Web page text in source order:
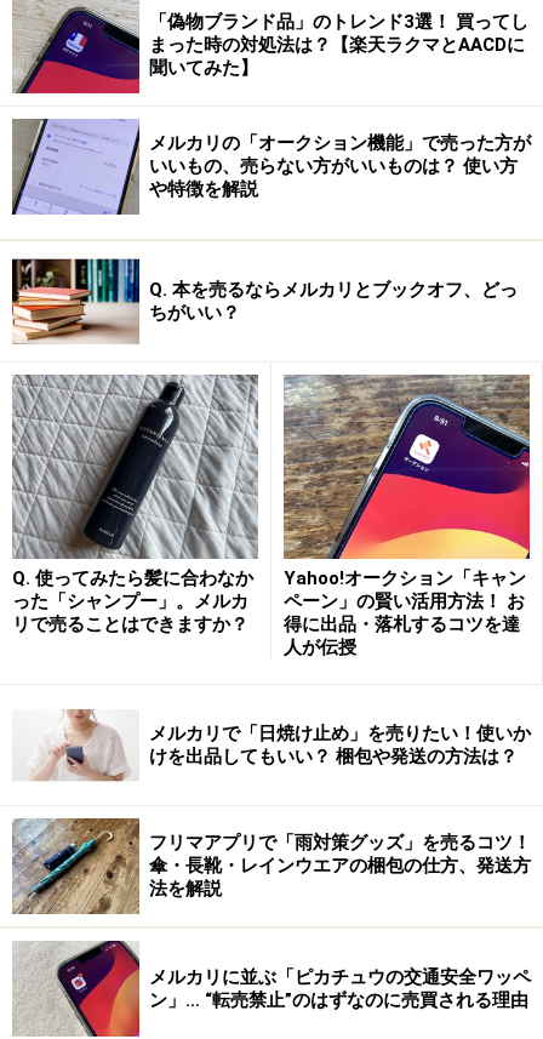
転売目的で購入する
ということで、公共の場所で転売目的で購入するという
行為が、違反行為となります。
転売目的のチケット購入は「ダフ屋行為」！ - ［防犯］
All About
その他、古物営業法違反があります。2008年の事件です
が、SMAPのコンサートチケットをネットオークション
に多数出品していた人が古物営業法違反で逮捕されてい
「偽物ブランド品」のトレンド3選！ 買ってし
まった時の対処法は？【楽天ラクマとAACDに
聞いてみた】
メルカリの「オークション機能」で売った方が
いいもの、売らない方がいいものは？ 使い方
や特徴を解説
Q. 本を売るならメルカリとブックオフ、どっ
ちがいい？
Q. 使ってみたら髪に合わなか
った「シャンプー」。メルカ
リで売ることはできますか？
Yahoo!オークション「キャン
ペーン」の賢い活用方法！ お
得に出品・落札するコツを達
人が伝授
メルカリで「日焼け止め」を売りたい！使いか
けを出品してもいい？ 梱包や発送の方法は？
フリマアプリで「雨対策グッズ」を売るコツ！
傘・長靴・レインウエアの梱包の仕方、発送方
法を解説
メルカリに並ぶ「ピカチュウの交通安全ワッペ
ン」… “転売禁止”のはずなのに売買される理由